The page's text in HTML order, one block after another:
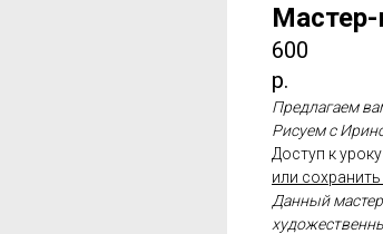
600
р.
Предлагаем
Рисуем с
Доступ к
или
Данный